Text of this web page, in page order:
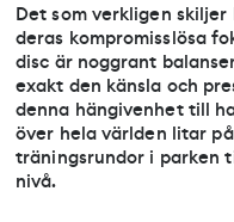
Det som verkligen
deras kompromisslösa
disc är noggrant
exakt den känsla och
denna hängivenhet till
över hela världen litar
träningsrundor i parken
nivå.